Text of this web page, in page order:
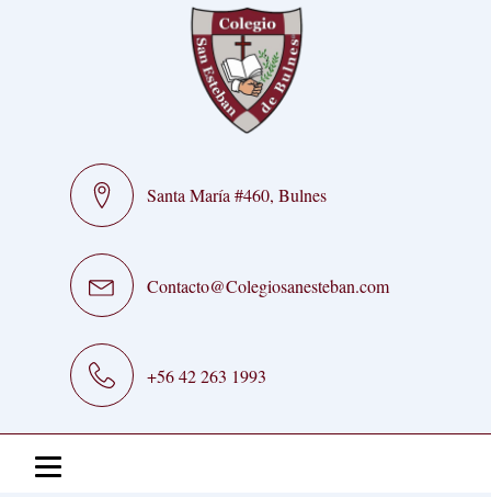
Santa María #460, Bulnes
Contacto@Colegiosanesteban.com
+56 42 263 1993